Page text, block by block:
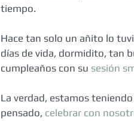
tiempo.
Hace tan solo un añito lo
días de vida, dormidito, tan
cumpleaños con su sesión
La verdad, estamos
pensado, celebrar con